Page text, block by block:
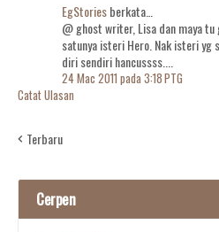
EgStoriesberkata…
@ ghost writer, Lisa dan maya
satunya isteri Hero. Nak isteri
diri sendiri hancussss....
24 Mac 2011 pada 3:18 PTG
Catat Ulasan
Terbaru
Cerpen